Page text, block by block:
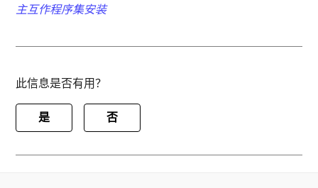
主互作程序集安装
此信息是否有用？
是 否